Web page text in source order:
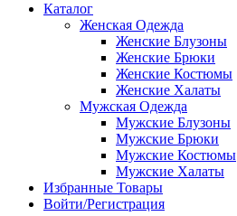
Каталог
Женская Одежда
Женские Блузоны
Женские Брюки
Женские Костюмы
Женские Халаты
Мужская Одежда
Мужские Блузоны
Мужские Брюки
Мужские Костюмы
Мужские Халаты
Избранные Товары
Войти/Регистрация